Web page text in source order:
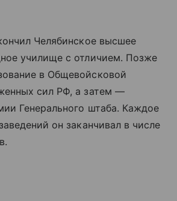
Челябинское высшее
училище с отличием. Позже
в Общевойсковой
сил РФ, а затем —
Генерального штаба. Каждое
он заканчивал в числе